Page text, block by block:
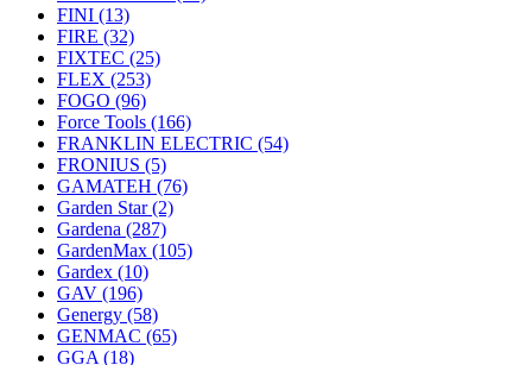
FINI (13)
FIRE (32)
FIXTEC (25)
FLEX (253)
FOGO (96)
Force Tools (166)
FRANKLIN ELECTRIC (54)
FRONIUS (5)
GAMATEH (76)
Garden Star(2)
Gardena (287)
GardenMax (105)
Gardex (10)
GAV (196)
Genergy (58)
GENMAC (65)
GGA (18)